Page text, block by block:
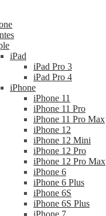
iPad
iPad Pro 3
iPad Pro 4
iPhone
iPhone 11
iPhone 11 Pro
iPhone 11 Pro Max
iPhone 12
iPhone 12 Mini
iPhone 12 Pro
iPhone 12 Pro Max
iPhone 6
iPhone 6 Plus
iPhone 6S
iPhone 6S Plus